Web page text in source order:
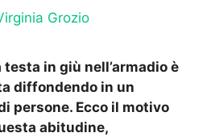
Grozio
in giù nell’armadio è
diffondendo in un
persone. Ecco il motivo
abitudine,